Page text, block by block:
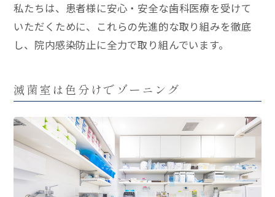
私たちは、患者様に安心・安全な歯科医療を受けて
いただくために、これらの先進的な取り組みを徹底
し、院内感染防止に全力で取り組んでいます。
滅菌室は色分けでゾーニング